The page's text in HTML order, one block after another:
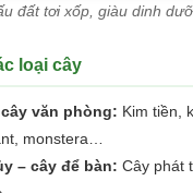
đất tơi xốp, giàu dinh
loại cây
văn phòng: Kim tiền,
monstera…
– cây để bàn: Cây phát